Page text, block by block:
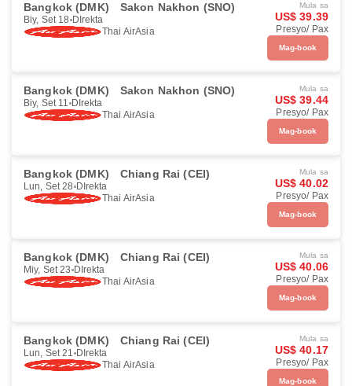
Bangkok (DMK) Sakon Nakhon (SNO)
Biy, Set 18 DIrekta
Thai AirAsia
Mula sa
US$ 39.39
Presyo/ Pax
Mag-book
Bangkok (DMK) Sakon Nakhon (SNO)
Biy, Set 11 DIrekta
Thai AirAsia
Mula sa
US$ 39.44
Presyo/ Pax
Mag-book
Bangkok (DMK) Chiang Rai (CEI)
Lun, Set 28 DIrekta
Thai AirAsia
Mula sa
US$ 40.02
Presyo/ Pax
Mag-book
Bangkok (DMK) Chiang Rai (CEI)
Miy, Set 23 DIrekta
Thai AirAsia
Mula sa
US$ 40.06
Presyo/ Pax
Mag-book
Bangkok (DMK) Chiang Rai (CEI)
Lun, Set 21 DIrekta
Thai AirAsia
Mula sa
US$ 40.17
Presyo/ Pax
Mag-book